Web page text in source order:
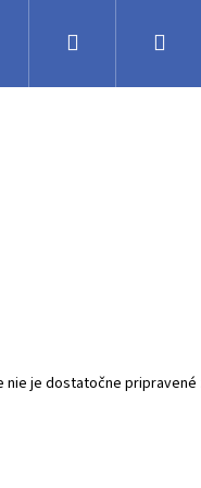
Obchodné podmienky
nie je dostatočne